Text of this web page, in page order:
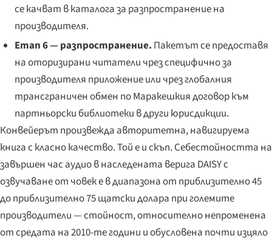
се качват в каталога за разпространение на
производителя.
Етап 6 — разпространение. Пакетът се предоставя
на оторизирани читатели чрез специфично за
производителя приложение или чрез глобалния
трансграничен обмен по Маракешкия договор към
партньорски библиотеки в други юрисдикции.
Конвейерът произвежда авторитетна, навигируема
книга с класно качество. Той е и скъп. Себестойността на
завършен час аудио в наследената верига DAISY с
озвучаване от човек е в диапазона от приблизително 45
до приблизително 75 щатски долара при големите
производители — стойност, относително непроменена
от средата на 2010-те години и обусловена почти изцяло